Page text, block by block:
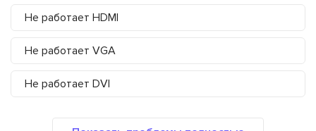
Не работает HDMI
Не работает VGA
Не работает DVI